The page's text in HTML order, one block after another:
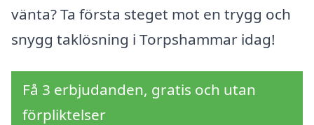
vänta? Ta första steget mot en trygg och
snygg taklösning i Torpshammar idag!
Få 3 erbjudanden, gratis och utan
förpliktelser